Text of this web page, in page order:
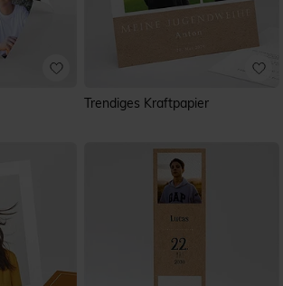
Trendiges Kraftpapier